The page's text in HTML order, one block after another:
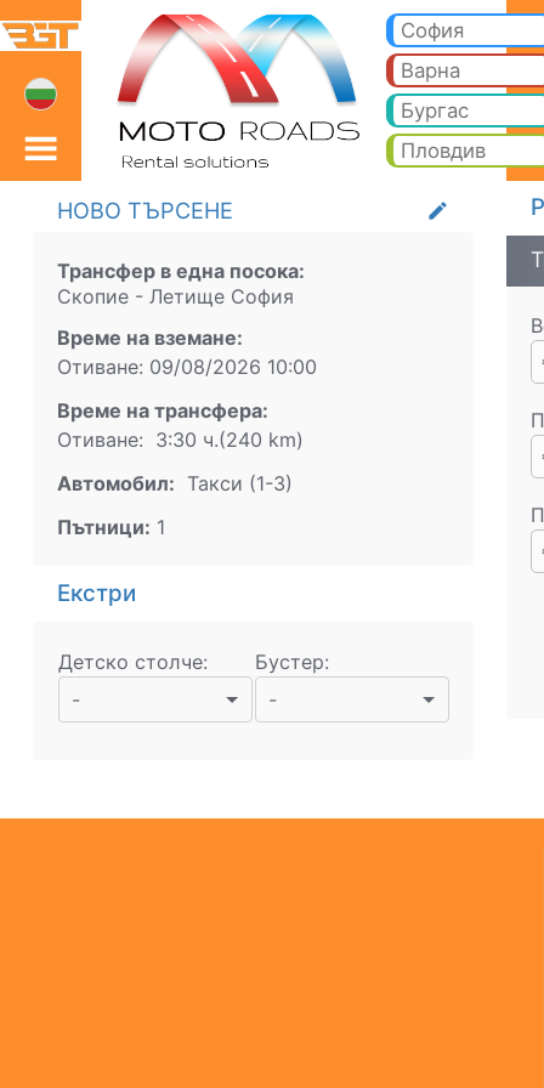
Скопие Летище
София
Варна
Бургас
Пловдив
НОВО ТЪРСЕНЕ create
Трансфер в една посока:
Скопие- Летище София
Време на вземане:
Отиване: 09/08/2026 10:00
Време на трансфера:
Отиване: 3:30 ч.(240 km)
Aвтомобил: Такси (1-3)
Пътници: 1
Екстри
Детско столче:
-
Бустер:
-